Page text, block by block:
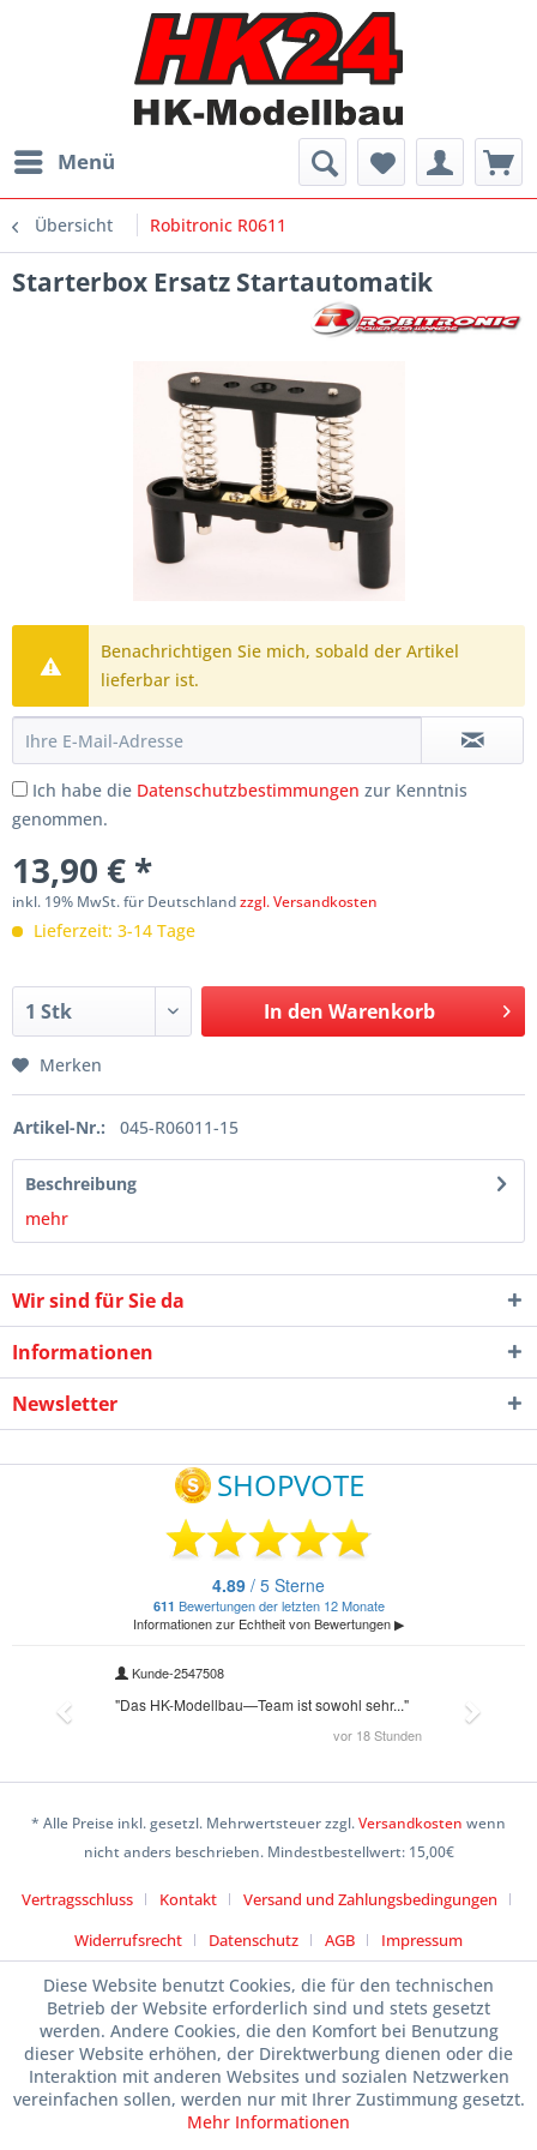
Menü
Übersicht Robitronic R0611
Starterbox Ersatz Startautomatik
Benachrichtigen Sie mich, sobald der Artikel
lieferbar ist.
Ich habe die Datenschutzbestimmungen zur Kenntnis
genommen.
13,90 € *
inkl. 19% MwSt. für Deutschlandzzgl. Versandkosten
Lieferzeit: 3-14 Tage
In den Warenkorb
Merken
Artikel-Nr.: 045-R06011-15
Beschreibung
mehr
Wir sind für Sie da
Informationen
Newsletter
* Alle Preise inkl. gesetzl. Mehrwertsteuer zzgl.Versandkosten wenn
nicht anders beschrieben. Mindestbestellwert: 15,00€
Vertragsschluss Kontakt
Versand und Zahlungsbedingungen
Widerrufsrecht
Datenschutz AGB Impressum
Diese Website benutzt Cookies, die für den technischen
Betrieb der Website erforderlich sind und stets gesetzt
werden. Andere Cookies, die den Komfort bei Benutzung
dieser Website erhöhen, der Direktwerbung dienen oder die
Interaktion mit anderen Websites und sozialen Netzwerken
vereinfachen sollen, werden nur mit Ihrer Zustimmung gesetzt.
Mehr Informationen